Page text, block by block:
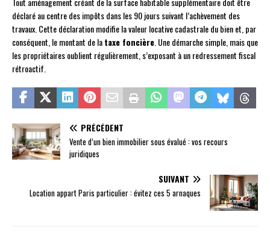
déclaré au centre des impôts dans les 90 jours suivant l’achèvement des
travaux. Cette déclaration modifie la valeur locative cadastrale du bien et, par
conséquent, le montant de lataxe foncière . Une démarche simple, mais que
les propriétaires oublient régulièrement, s’exposant à un redressement fiscal
rétroactif.
PRÉCÉDENT
Vente d’un bien immobilier sous évalué : vos recours
juridiques
SUIVANT
Location appart Paris particulier : évitez ces 5 arnaques